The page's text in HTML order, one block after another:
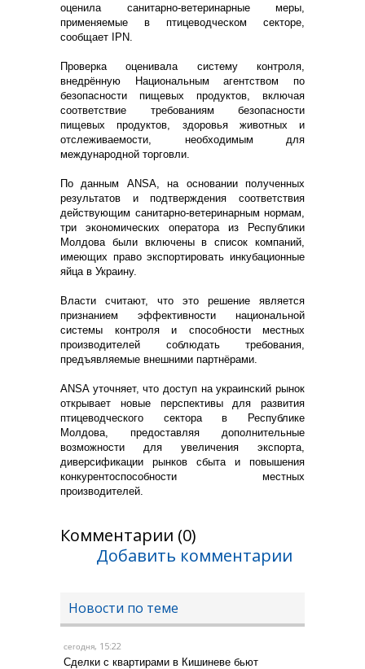
оценила санитарно-ветеринарные меры,
применяемые в птицеводческом секторе,
сообщает IPN.
Проверка оценивала систему контроля,
внедрённую Национальным агентством по
безопасности пищевых продуктов, включая
соответствие требованиям безопасности
пищевых продуктов, здоровья животных и
отслеживаемости, необходимым для
международной торговли.
По данным ANSA, на основании полученных
результатов и подтверждения соответствия
действующим санитарно-ветеринарным нормам,
три экономических оператора из Республики
Молдова были включены в список компаний,
имеющих право экспортировать инкубационные
яйца в Украину.
Власти считают, что это решение является
признанием эффективности национальной
системы контроля и способности местных
производителей соблюдать требования,
предъявляемые внешними партнёрами.
ANSA уточняет, что доступ на украинский рынок
открывает новые перспективы для развития
птицеводческого сектора в Республике
Молдова, предоставляя дополнительные
возможности для увеличения экспорта,
диверсификации рынков сбыта и повышения
конкурентоспособности местных
производителей.
Комментарии (0)
Добавить комментарии
Новости по теме
сегодня, 15:22
Сделки с квартирами в Кишиневе бьют